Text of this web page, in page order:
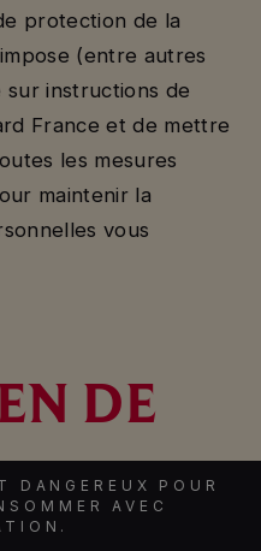
protection de la
(entre autres
sur instructions de
France et de mettre
les mesures
maintenir la
vous
DE
DANGEREUX POUR
AVEC